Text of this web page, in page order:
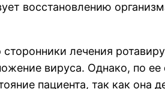
восстановлению
лечения
вируса. Однако, по
пациента, так как она